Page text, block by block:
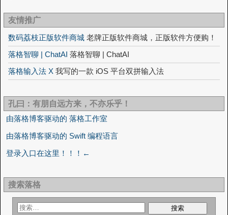
友情推广
数码荔枝正版软件商城 老牌正版软件商城，正版软件方便购！
落格智聊 | ChatAI 落格智聊 | ChatAI
落格输入法 X 我写的一款 iOS 平台双拼输入法
孔曰：有朋自远方来，不亦乐乎！
由落格博客驱动的 落格工作室
由落格博客驱动的 Swift 编程语言
登录入口在这里！！！←
搜索落格